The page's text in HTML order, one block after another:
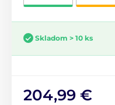
Skladom > 10 ks
204,99 €